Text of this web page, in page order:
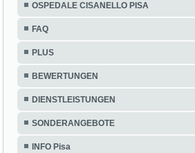
OSPEDALE CISANELLO PISA
FAQ
PLUS
BEWERTUNGEN
DIENSTLEISTUNGEN
SONDERANGEBOTE
INFO Pisa